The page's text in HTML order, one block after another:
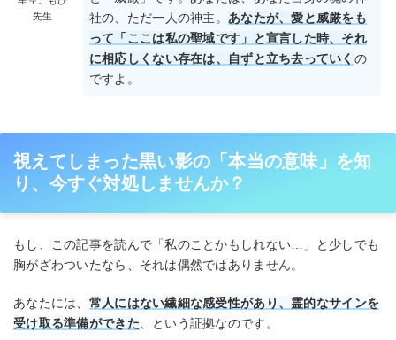
先生
社の、ただ一人の神主。 あなたが、愛と威厳をも
って「ここは私の聖域です」と宣言した時、それ
に相応しくない存在は、自ずと立ち去っていく の
ですよ。
視えてしまった黒い影の「本当の意味」を知
り、今すぐ対処しませんか？
もし、この記事を読んで「私のことかもしれない…」と少しでも
胸がざわついたなら、それは偶然ではありません。
あなたには、 常人にはない繊細な感受性があり、霊的なサインを
受け取る準備ができた 、という証拠なのです。